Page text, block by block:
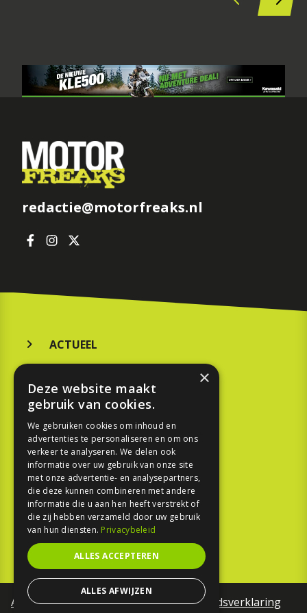
redactie@motorfreaks.nl
ACTUEEL
KOOPGIDS
TESTEN
SPORT
REPORTAGE
TOUREN
NIEUWSBRIEF
Algemene voorwaardenToegankelijkheidsverklaring
×
Deze website maakt
gebruik van cookies.
We gebruiken cookies om inhoud en
advertenties te personaliseren en om ons
verkeer te analyseren. We delen ook
informatie over uw gebruik van onze site
met onze advertentie- en analysepartners,
die deze kunnen combineren met andere
informatie die u aan hen heeft verstrekt of
die zij hebben verzameld door uw gebruik
van hun diensten. Privacybeleid
ALLES ACCEPTEREN
ALLES AFWIJZEN